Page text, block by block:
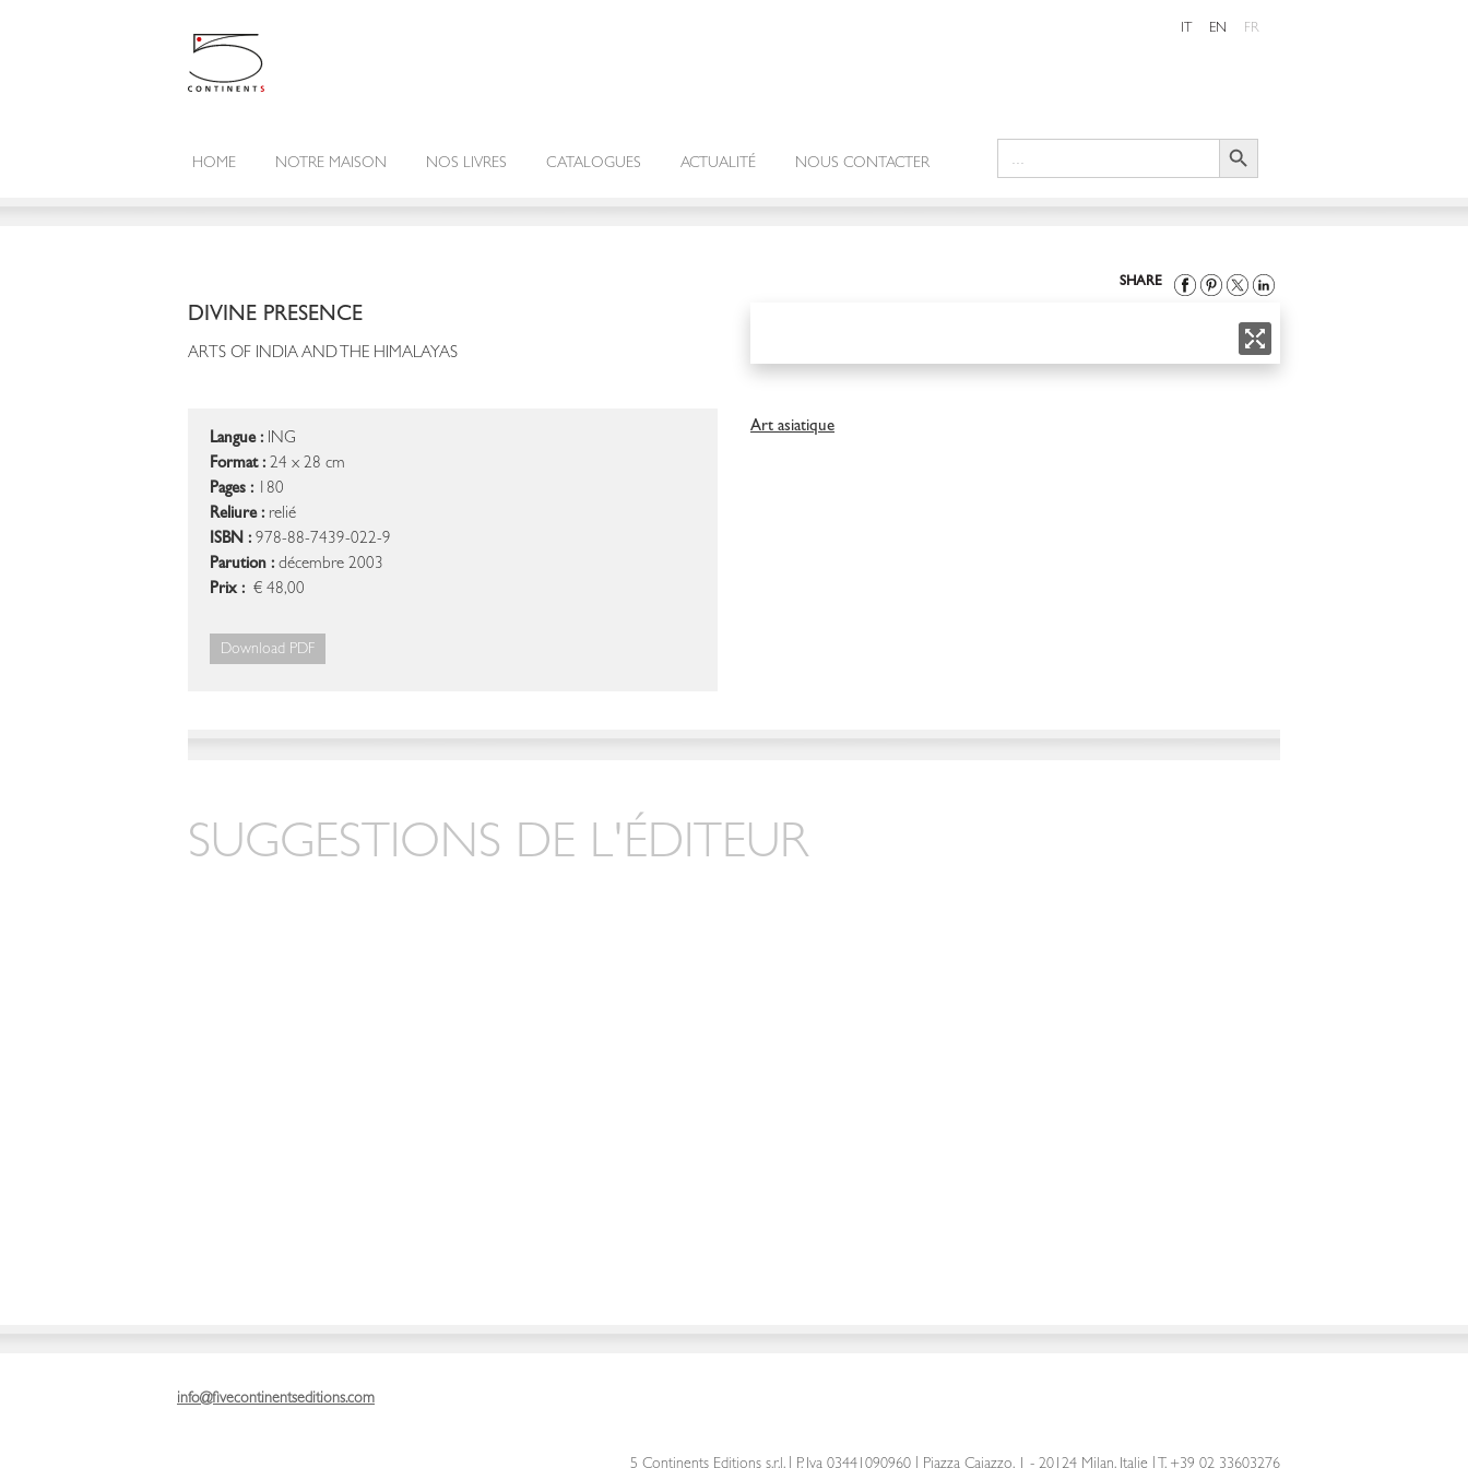
IT EN FR
HOME NOTRE MAISON NOS LIVRES CATALOGUES ACTUALITÉ NOUS CONTACTER
Search Button
SHARE
DIVINE PRESENCE
ARTS OF INDIA AND THE HIMALAYAS
Langue : ING
Format : 24 x 28 cm
Pages : 180
Reliure : relié
ISBN : 978-88-7439-022-9
Parution : décembre 2003
Prix : € 48,00
Download PDF
Art asiatique
SUGGESTIONS DE L'ÉDITEUR
info@fivecontinentseditions.com